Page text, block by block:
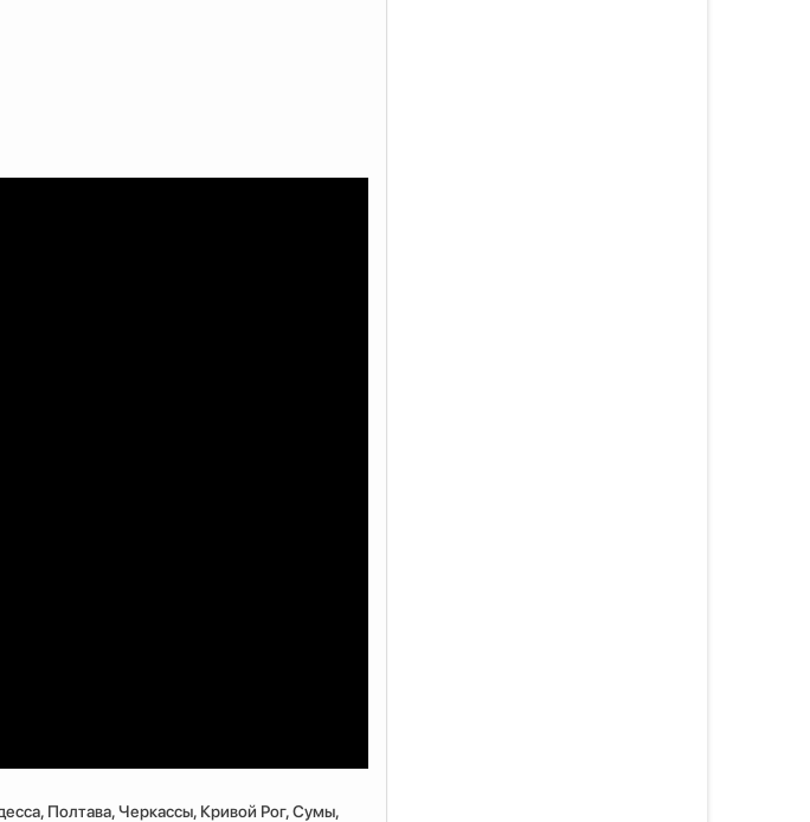
Полтава, Черкассы, Кривой Рог, Сумы,